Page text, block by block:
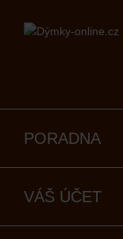
PORADNA
VÁŠ ÚČET